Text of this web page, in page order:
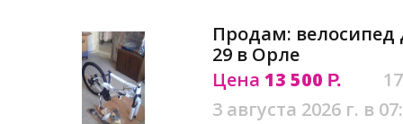
Продам: велосипед
29 в Орле
Цена 13 500 Р.
3 августа 2026 г. в